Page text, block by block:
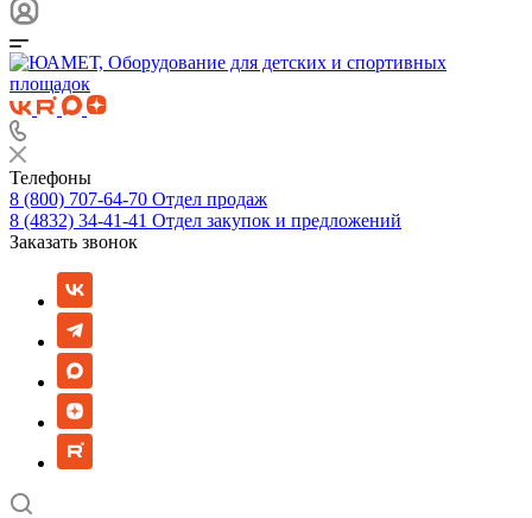
Телефоны
8 (800) 707-64-70 Отдел продаж
8 (4832) 34-41-41 Отдел закупок и предложений
Заказать звонок